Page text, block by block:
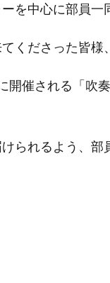
を中心に部員一
くださった皆様
開催される「吹
られるよう、部